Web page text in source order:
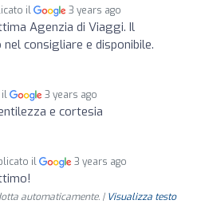
il 3 years ago
Agenzia di Viaggi. Il
consigliare e disponibile.
il 3 years ago
e cortesia
il 3 years ago
automaticamente. | Visualizza testo